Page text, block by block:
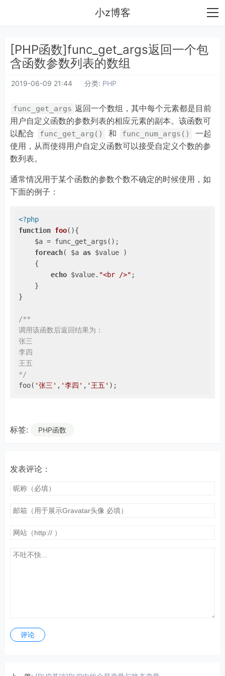
小z博客
[PHP函数]func_get_args返回一个包
含函数参数列表的数组
2019-06-09 21:44 分类: PHP
func_get_args 返回一个数组，其中每个元素都是目前
用户自定义函数的参数列表的相应元素的副本。该函数可
以配合
func_get_arg() 和 func_num_args()
一起
使用，从而使得用户自定义函数可以接受自定义个数的参
数列表。
通常情况用于某个函数的参数个数不确定的时候使用，如
下面的例子：
<?php
function foo(){
    $a = func_get_args();
foreach( $a as $value )
    {
echo $value. "<br />" ;
    }
}
/**
调用该函数后返回结果为：
张三
李四
王五
*/
foo( '张三' , '李四' , '王五' );
标签: PHP函数
发表评论：
评论